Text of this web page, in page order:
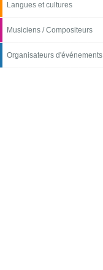
Langues et cultures
Musiciens / Compositeurs
Organisateurs d'événements